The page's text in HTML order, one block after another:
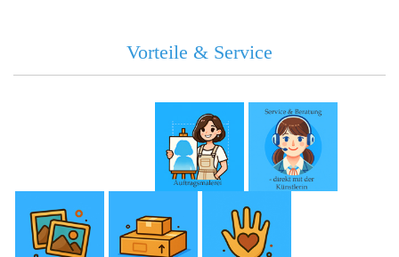
Vorteile & Service